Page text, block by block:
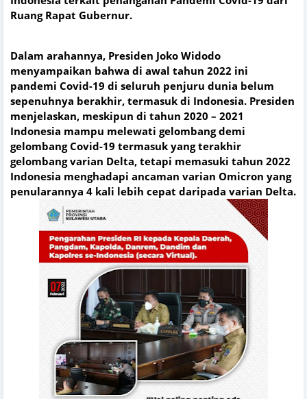
Ruang Rapat Gubernur.
Dalam arahannya, Presiden Joko Widodo
menyampaikan bahwa di awal tahun 2022 ini
pandemi Covid-19 di seluruh penjuru dunia belum
sepenuhnya berakhir, termasuk di Indonesia. Presiden
menjelaskan, meskipun di tahun 2020 – 2021
Indonesia mampu melewati gelombang demi
gelombang Covid-19 termasuk yang terakhir
gelombang varian Delta, tetapi memasuki tahun 2022
Indonesia menghadapi ancaman varian Omicron yang
penularannya 4 kali lebih cepat daripada varian Delta.